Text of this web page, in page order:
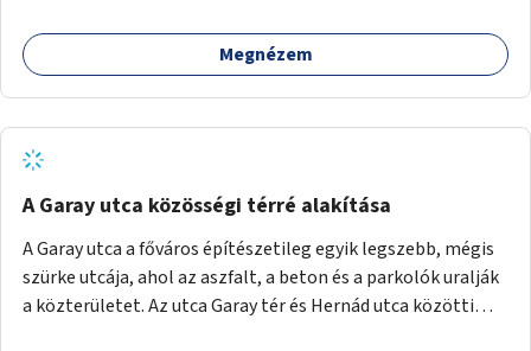
Megnézem
A Garay utca közösségi térré alakítása
A Garay utca a főváros építészetileg egyik legszebb, mégis
szürke utcája, ahol az aszfalt, a beton és a parkolók uralják
a közterületet. Az utca Garay tér és Hernád utca közötti